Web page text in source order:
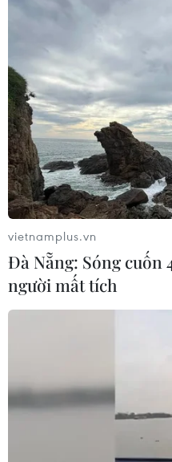
vietnamplus.vn
Đà Nẵng: Sóng cuốn
người mất tích